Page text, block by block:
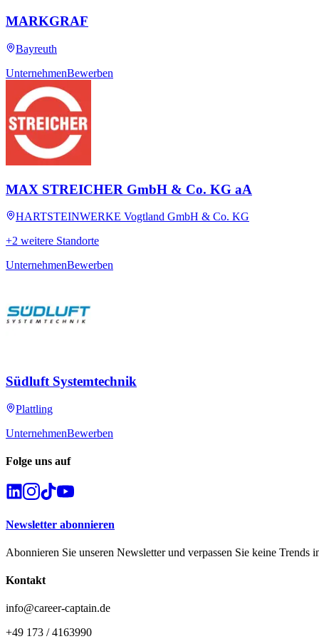
MARKGRAF
Bayreuth
UnternehmenBewerben
MAX STREICHER GmbH & Co. KG aA
HARTSTEINWERKE Vogtland GmbH & Co. KG
+2 weitere Standorte
UnternehmenBewerben
Südluft Systemtechnik
Plattling
UnternehmenBewerben
Folge uns auf
Newsletter abonnieren
Abonnieren Sie unseren Newsletter und verpassen Sie keine Trends
Kontakt
info@career-captain.de
+49 173 / 4163990